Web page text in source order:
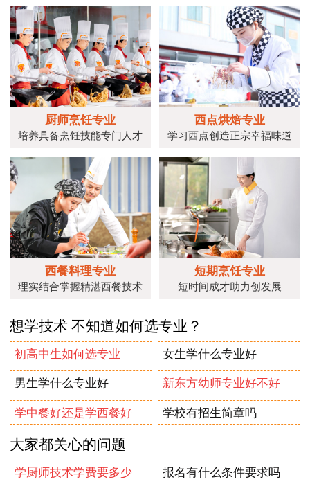
厨师烹饪专业
培养具备烹饪技能专门人才
西点烘焙专业
学习西点创造正宗幸福味道
西餐料理专业
理实结合掌握精湛西餐技术
短期烹饪专业
短时间成才助力创发展
想学技术 不知道如何选专业？
初高中生如何选专业 女生学什么专业好
男生学什么专业好 新东方幼师专业好不好
学中餐好还是学西餐好 学校有招生简章吗
大家都关心的问题
学厨师技术学费要多少 报名有什么条件要求吗